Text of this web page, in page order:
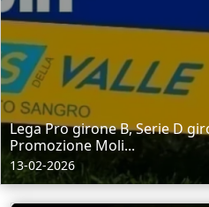
Lega Pro girone B, Serie D
Promozione Moli...
13-02-2026